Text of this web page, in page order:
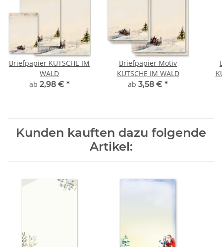
Briefpapier KUTSCHE IM
WALD
ab 2,98 € *
Briefpapier Motiv
KUTSCHE IM WALD
ab 3,58 € *
Kunden kauften dazu folgende
Artikel: